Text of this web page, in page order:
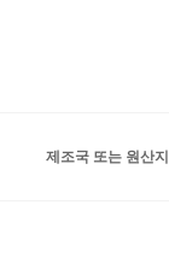
제조국 또는 원산지